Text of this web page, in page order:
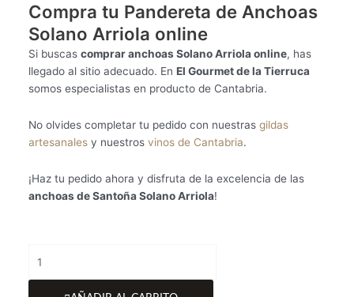
Compra tu Pandereta de Anchoas
Solano Arriola online
Si buscas comprar anchoas Solano Arriola online, has
llegado al sitio adecuado. En El Gourmet de la Tierruca
somos especialistas en producto de Cantabria.
No olvides completar tu pedido con nuestras gildas
artesanalesy nuestros vinos de Cantabria.
¡Haz tu pedido ahora y disfruta de la excelencia de las
anchoas de Santoña Solano Arriola!
de